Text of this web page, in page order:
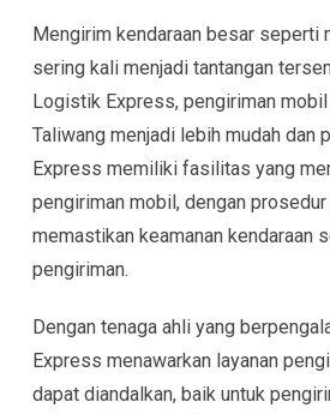
Mengirim kendaraan besar seperti
sering kali menjadi tantangan
Logistik Express, pengiriman
Taliwang menjadi lebih mudah dan
Express memiliki fasilitas yang
pengiriman mobil, dengan
memastikan keamanan kendaraan
pengiriman.
Dengan tenaga ahli yang
Express menawarkan layanan
dapat diandalkan, baik untuk